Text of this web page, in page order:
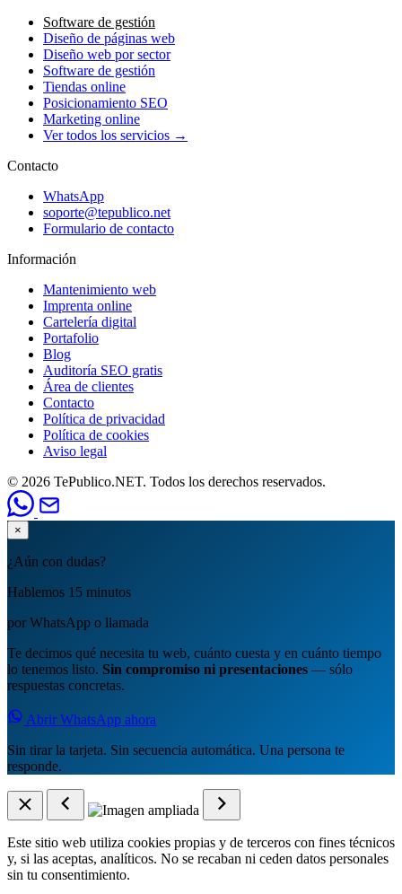
Software de gestión
Diseño de páginas web
Diseño web por sector
Software de gestión
Tiendas online
Posicionamiento SEO
Marketing online
Ver todos los servicios →
Contacto
WhatsApp
soporte@tepublico.net
Formulario de contacto
Información
Mantenimiento web
Imprenta online
Cartelería digital
Portafolio
Blog
Auditoría SEO gratis
Área de clientes
Contacto
Política de privacidad
Política de cookies
Aviso legal
© 2026 TePublico.NET. Todos los derechos reservados.
×
¿Aún con dudas?
Hablemos 15 minutos
por WhatsApp o llamada
Te decimos qué necesita tu web, cuánto cuesta y en cuánto tiempo
lo tenemos listo. Sin compromiso ni presentaciones — sólo
respuestas concretas.
Abrir WhatsApp ahora
Sin tirar la tarjeta. Sin secuencia automática. Una persona te
responde.
Este sitio web utiliza cookies propias y de terceros con fines técnicos
y, si las aceptas, analíticos. No se recaban ni ceden datos personales
sin tu consentimiento.